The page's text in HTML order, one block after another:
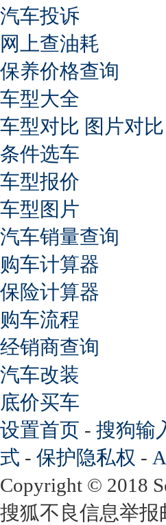
汽车投诉
网上查油耗
保养价格查询
车型大全
车型对比 图片对比
条件选车
车型报价
车型图片
汽车销量查询
购车计算器
保险计算器
购车流程
经销商查询
汽车改装
底价买车
设置首页 - 搜狗输
式 - 保护隐私权 -
Copyright © 2018
搜狐不良信息举报